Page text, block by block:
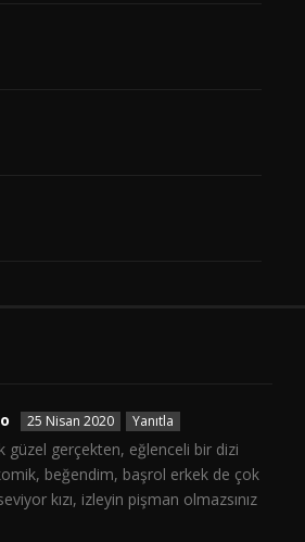
25 Nisan 2020 Yanıtla
güzel gerçekten, eğlenceli bir dizi
beğendim, başrol erkek de çok
kızı, izleyin pişman olmazsınız